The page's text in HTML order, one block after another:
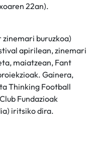
22an).
buruzkoa)
apirilean, zinemari
maiatzean, Fant
Gainera,
Thinking Football
Fundazioak
iritsiko dira.